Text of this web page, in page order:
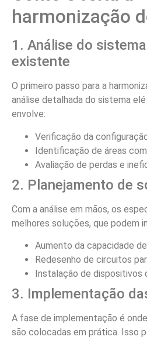
Com a evolução da tecnologia
por energia, as tendências em
circuitos incluem:
Integração de energias
de fontes como solar e
vez mais importante na
energia em tempo real.
Educação e
educar a população rural
eficiência energética.
Portanto, investir na
distribuição elétrica rural é
Com os avanços tecnológicos e
fornecimento de energia de
promove sustentabilidade e
você é um proprietário rural e
fornecimento de energia,
atendam suas necessidades
seu negócio para o futuro.